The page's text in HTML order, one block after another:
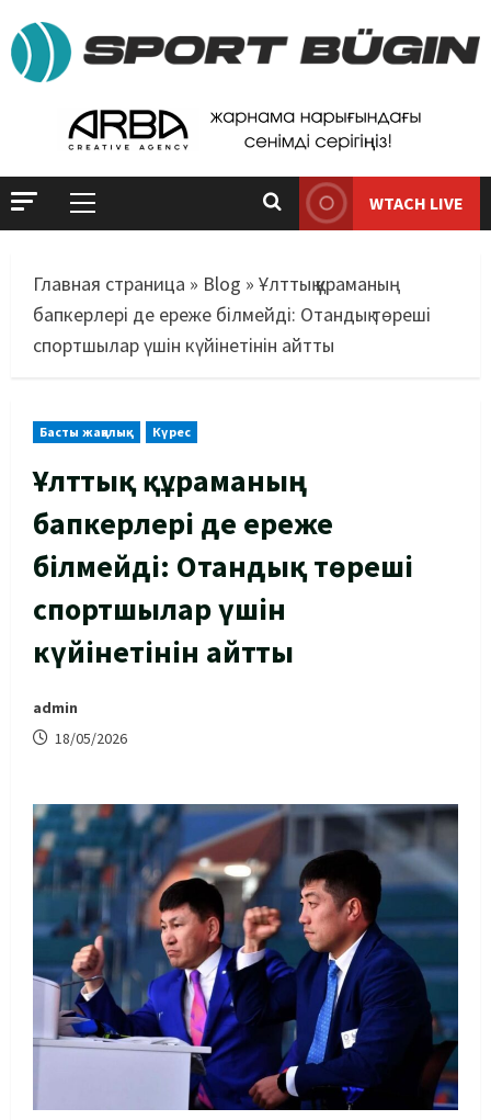
WTACH LIVE
Главная страница » Blog » Ұлттық құраманың
бапкерлері де ереже білмейді: Отандық төреші
спортшылар үшін күйінетінін айтты
Басты жаңалық Күрес
Ұлттық құраманың
бапкерлері де ереже
білмейді: Отандық төреші
спортшылар үшін
күйінетінін айтты
admin
18/05/2026